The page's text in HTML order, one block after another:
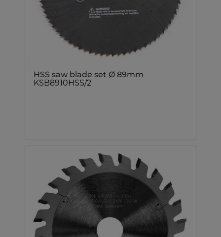
HSS saw blade set Ø 89mm
KSB8910HSS/2